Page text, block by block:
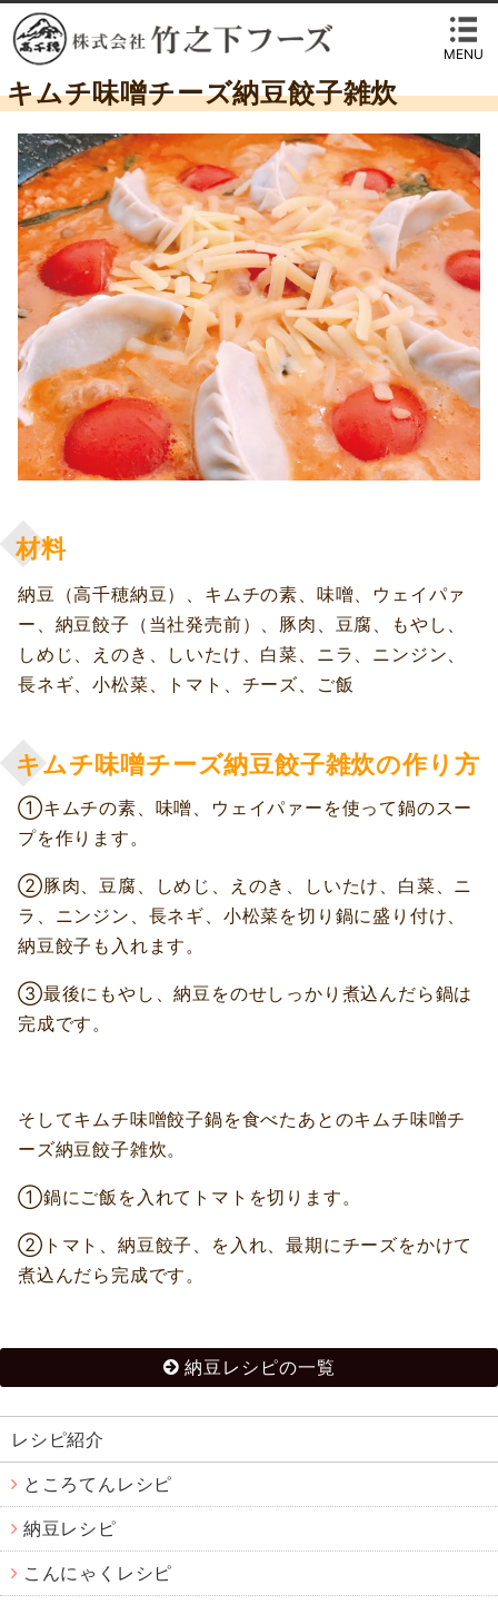
MENU
キムチ味噌チーズ納豆餃子雑炊
材料
納豆（高千穂納豆）、キムチの素、味噌、ウェイパァ
ー、納豆餃子（当社発売前）、豚肉、豆腐、もやし、
しめじ、えのき、しいたけ、白菜、ニラ、ニンジン、
長ネギ、小松菜、トマト、チーズ、ご飯
キムチ味噌チーズ納豆餃子雑炊の作り方
①キムチの素、味噌、ウェイパァーを使って鍋のスー
プを作ります。
②豚肉、豆腐、しめじ、えのき、しいたけ、白菜、ニ
ラ、ニンジン、長ネギ、小松菜を切り鍋に盛り付け、
納豆餃子も入れます。
③最後にもやし、納豆をのせしっかり煮込んだら鍋は
完成です。
そしてキムチ味噌餃子鍋を食べたあとのキムチ味噌チ
ーズ納豆餃子雑炊。
①鍋にご飯を入れてトマトを切ります。
②トマト、納豆餃子、を入れ、最期にチーズをかけて
煮込んだら完成です。
納豆レシピの一覧
レシピ紹介
ところてんレシピ
納豆レシピ
こんにゃくレシピ